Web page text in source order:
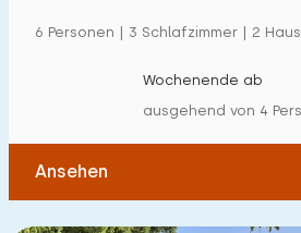
6 Personen | 3 Schlafzimmer | 2
Wochenende ab
ausgehend von 4
Ansehen